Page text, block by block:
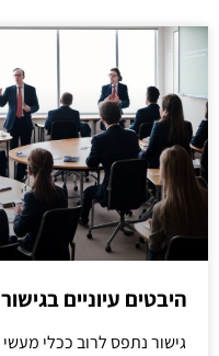
היבטים עיוניים
גישור נתפס לרוב ככלי